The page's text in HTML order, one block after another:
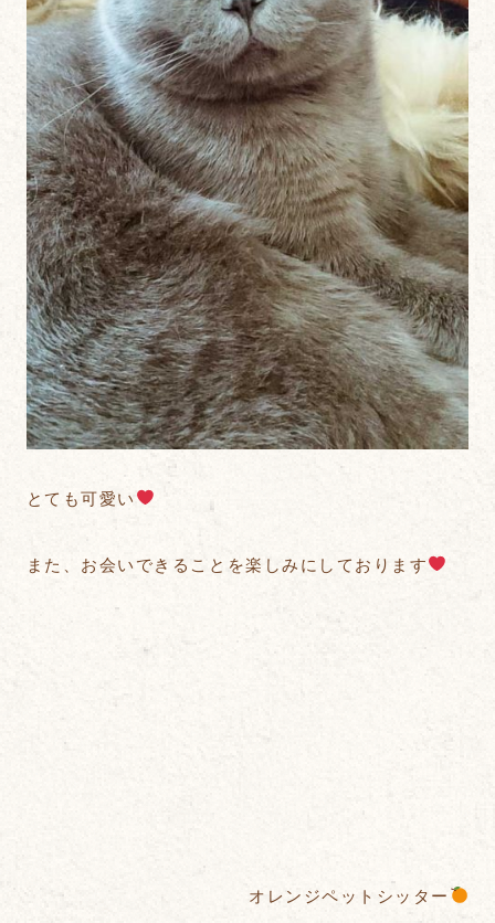
とても可愛い
また、お会いできることを楽しみにしております
オレンジペットシッター